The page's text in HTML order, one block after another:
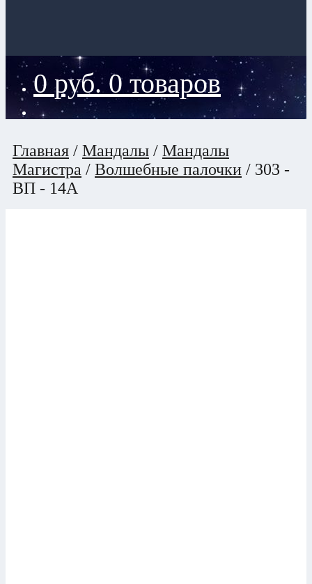
0 руб. 0 товаров
Главная / Мандалы / Мандалы
Магистра / Волшебные палочки / 303 -
ВП - 14А